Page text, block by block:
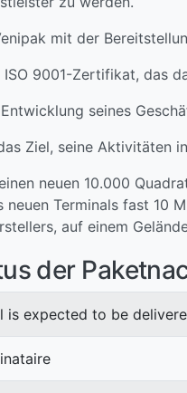
mit der
9001-Zertifikat, das
seines
Ziel, seine Aktivitäten
neuen 10.000
neuen Terminals fast 10
auf einem
der
is expected to be